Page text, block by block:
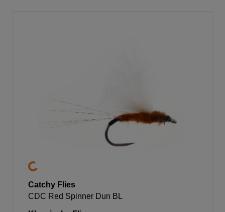
Catchy Flies
CDC Red Spinner Dun BL